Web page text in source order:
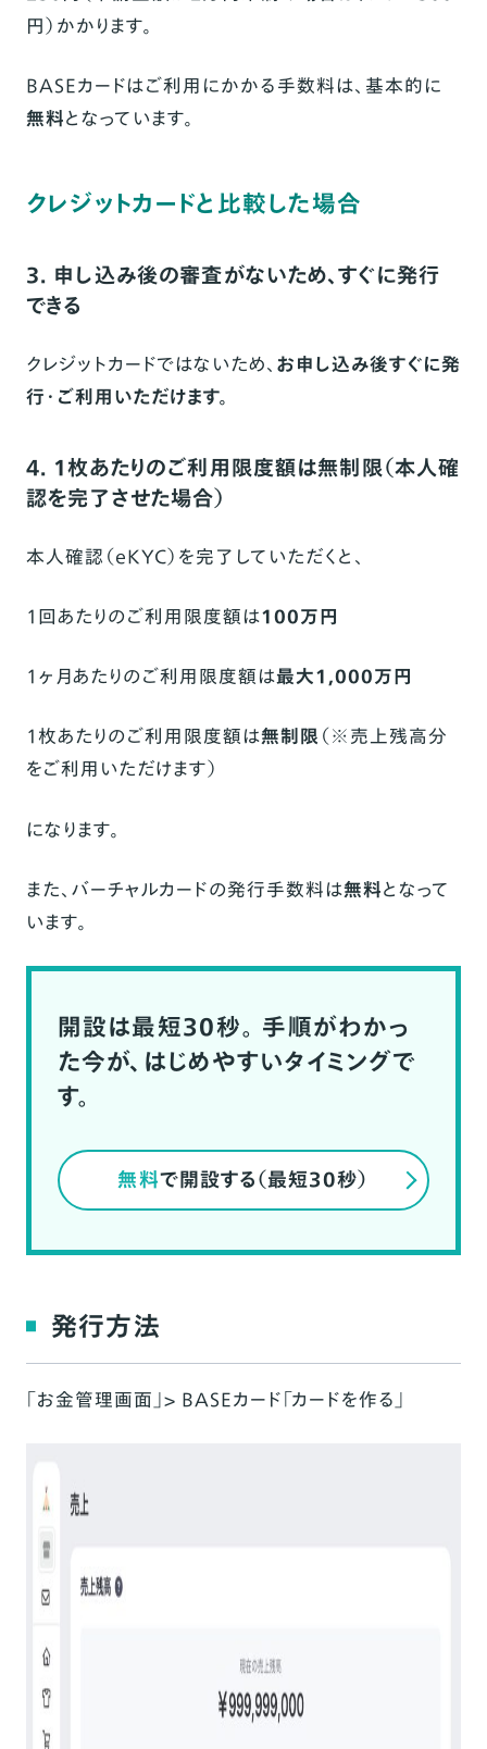
円）かかります。
BASEカードはご利用にかかる手数料は、基本的に
無料となっています。
クレジットカードと比較した場合
3. 申し込み後の審査がないため、すぐに発行
できる
クレジットカードではないため、 お申し込み後すぐに発
行・ご利用いただけます。
4. 1枚あたりのご利用限度額は無制限（本人確
認を完了させた場合）
本人確認（eKYC）を完了していただくと、
1回あたりのご利用限度額は100万円
1ヶ月あたりのご利用限度額は最大1,000万円
1枚あたりのご利用限度額は無制限（※売上残高分
をご利用いただけます）
になります。
また、バーチャルカードの発行手数料は無料となって
います。
開設は最短30秒。 手順がわかっ
た今が、はじめやすいタイミングで
す。
無料で開設する（最短30秒）
発行方法
「お金管理画面」> BASEカード「カードを作る」